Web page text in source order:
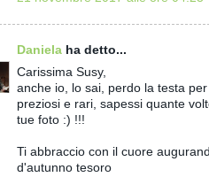
Daniela ha detto...
Carissima Susy,
anche io, lo sai, perdo la testa
preziosi e rari, sapessi quante
tue foto :) !!!
Ti abbraccio con il cuore
d'autunno tesoro